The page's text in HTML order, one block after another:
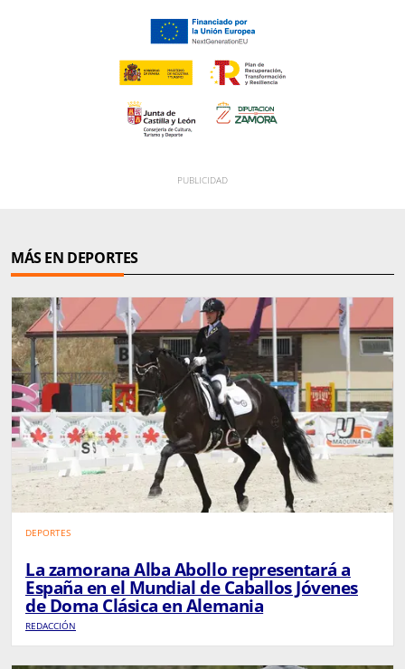
MÁS EN DEPORTES
DEPORTES
La zamorana Alba Abollo representará a
España en el Mundial de Caballos Jóvenes
de Doma Clásica en Alemania
REDACCIÓN